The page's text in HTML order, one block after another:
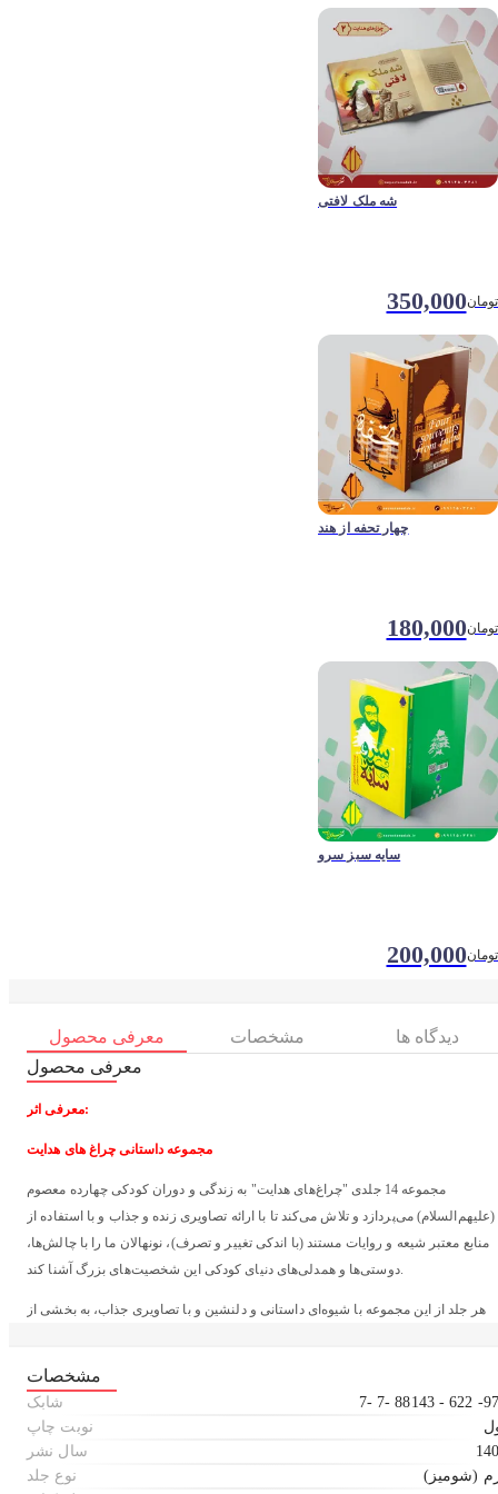
شه ملک لافتی
350,000تومان
چهار تحفه از هند
180,000تومان
سایه سبز سرو
200,000تومان
معرفی محصول مشخصات
دیدگاه ها
معرفی محصول
معرفی اثر:
مجموعه داستانی چراغ های هدایت
مجموعه 14 جلدی "چراغ‌های هدایت" به زندگی و دوران کودکی چهارده معصوم
(علیهم‌السلام) می‌پردازد و تلاش می‌کند تا با ارائه تصاویری زنده و جذاب و با استفاده از
منابع معتبر شیعه و روایات مستند (با اندکی تغییر و تصرف)، نونهالان ما را با چالش‌ها،
دوستی‌ها و همدلی‌های دنیای کودکی این شخصیت‌های بزرگ آشنا کند.
هر جلد از این مجموعه با شیوه‌ای داستانی و دلنشین و با تصاویری جذاب، به بخشی از
این مجموعه به زبان عربی در بیروت با نام "مصابیح الدجی" توسط انتشارات "دار
خانم "سمیره صقر" نویسنده و مترجم توانای لبنانی که تا کنون چندین کتاب از
مشخصات
شابک
7- 7- 88143 - 622 -
نوبت چاپ
سال نشر
نوع جلد
(شومیز)